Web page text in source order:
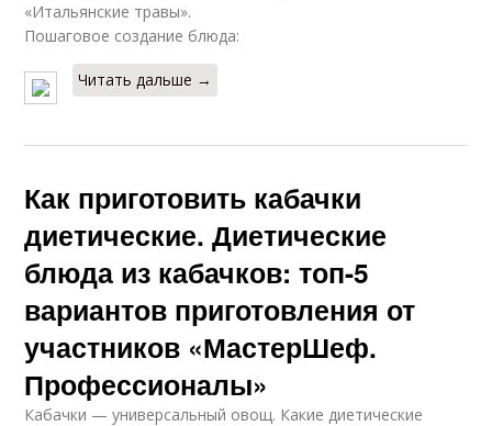
«Итальянские травы».
Пошаговое создание блюда:
Читать дальше →
Как приготовить кабачки
диетические. Диетические
блюда из кабачков: топ-5
вариантов приготовления от
участников «МастерШеф.
Профессионалы»
Кабачки — универсальный овощ. Какие диетические